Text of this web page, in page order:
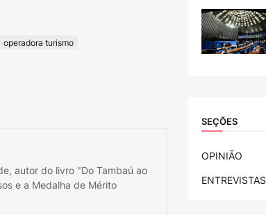
operadora turismo
autor do livro "Do Tambaú ao
e a Medalha de Mérito
SEÇÕES
OPINIÃO
ENTREVISTAS